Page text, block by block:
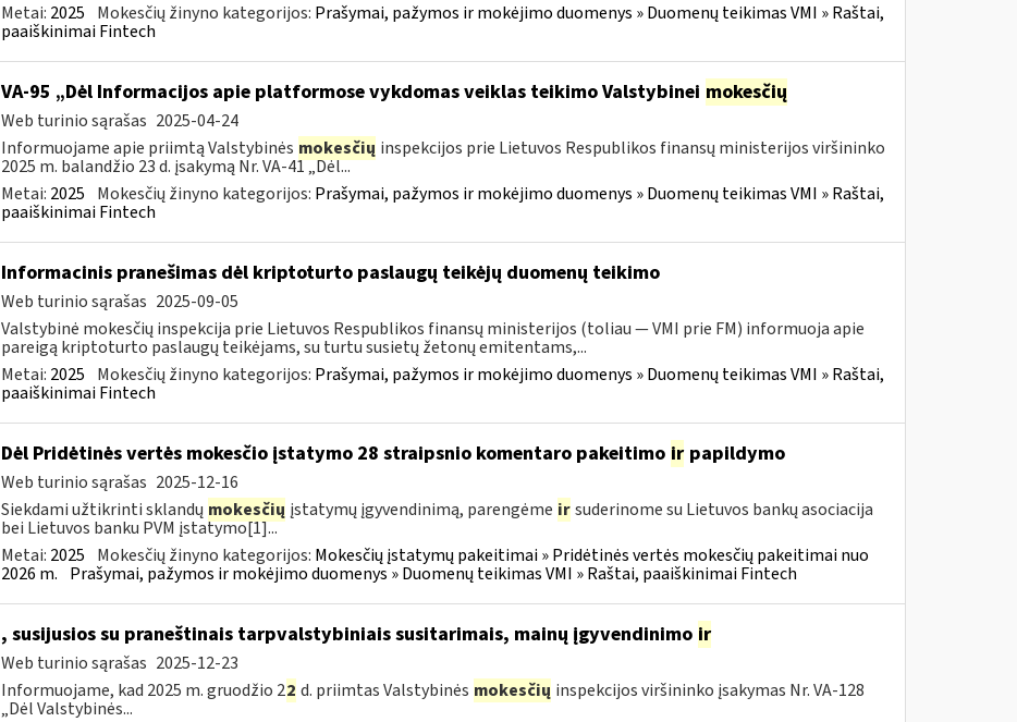
Metai: 2025 Mokesčių žinyno kategorijos: Prašymai, pažymos ir mokėjimo duomenys » Duomenų teikimas VMI » Raštai,
paaiškinimai Fintech
VA-95 „Dėl Informacijos apie platformose vykdomas veiklas teikimo Valstybinei mokesčių
Web turinio sąrašas 2025-04-24
Informuojame apie priimtą Valstybinės mokesčių inspekcijos prie Lietuvos Respublikos finansų ministerijos viršininko
2025 m. balandžio 23 d. įsakymą Nr. VA-41 „Dėl...
Metai: 2025 Mokesčių žinyno kategorijos: Prašymai, pažymos ir mokėjimo duomenys » Duomenų teikimas VMI » Raštai,
paaiškinimai Fintech
Informacinis pranešimas dėl kriptoturto paslaugų teikėjų duomenų teikimo
Web turinio sąrašas 2025-09-05
Valstybinė mokesčių inspekcija prie Lietuvos Respublikos finansų ministerijos (toliau — VMI prie FM) informuoja apie
pareigą kriptoturto paslaugų teikėjams, su turtu susietų žetonų emitentams,...
Metai: 2025 Mokesčių žinyno kategorijos: Prašymai, pažymos ir mokėjimo duomenys » Duomenų teikimas VMI » Raštai,
paaiškinimai Fintech
Dėl Pridėtinės vertės mokesčio įstatymo 28 straipsnio komentaro pakeitimo irpapildymo
Web turinio sąrašas 2025-12-16
Siekdami užtikrinti sklandų mokesčių įstatymų įgyvendinimą, parengėme ir suderinome su Lietuvos bankų asociacija
bei Lietuvos banku PVM įstatymo[1]...
Metai: 2025 Mokesčių žinyno kategorijos: Mokesčių įstatymų pakeitimai » Pridėtinės vertės mokesčių pakeitimai nuo
2026 m. Prašymai, pažymos ir mokėjimo duomenys » Duomenų teikimas VMI » Raštai, paaiškinimai Fintech
, susijusios su praneštinais tarpvalstybiniais susitarimais, mainų įgyvendinimo ir
Web turinio sąrašas 2025-12-23
Informuojame, kad 2025 m. gruodžio 22 d. priimtas Valstybinės mokesčių inspekcijos viršininko įsakymas Nr. VA-128
„Dėl Valstybinės...